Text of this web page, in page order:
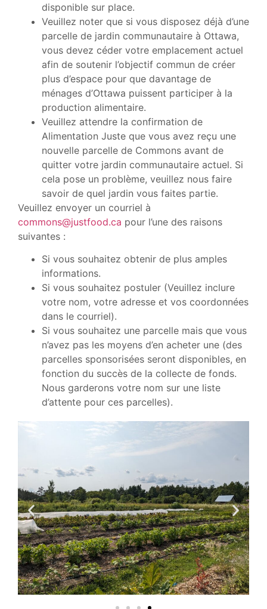
disponible sur place.
Veuillez noter que si vous disposez déjà d’une
parcelle de jardin communautaire à Ottawa,
vous devez céder votre emplacement actuel
afin de soutenir l’objectif commun de créer
plus d’espace pour que davantage de
ménages d’Ottawa puissent participer à la
production alimentaire.
Veuillez attendre la confirmation de
Alimentation Juste que vous avez reçu une
nouvelle parcelle de Commons avant de
quitter votre jardin communautaire actuel. Si
cela pose un problème, veuillez nous faire
savoir de quel jardin vous faites partie.
Veuillez envoyer un courriel à
commons@justfood.ca pour l’une des raisons
suivantes :
Si vous souhaitez obtenir de plus amples
informations.
Si vous souhaitez postuler (Veuillez inclure
votre nom, votre adresse et vos coordonnées
dans le courriel).
Si vous souhaitez une parcelle mais que vous
n’avez pas les moyens d’en acheter une (des
parcelles sponsorisées seront disponibles, en
fonction du succès de la collecte de fonds.
Nous garderons votre nom sur une liste
d’attente pour ces parcelles).